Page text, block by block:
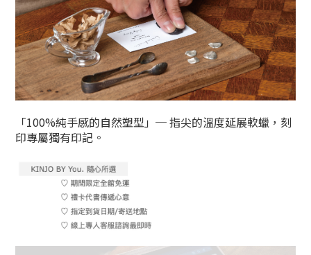
「100%純手感的自然塑型」─ 指尖的溫度延展軟蠟，刻
印專屬獨有印記。